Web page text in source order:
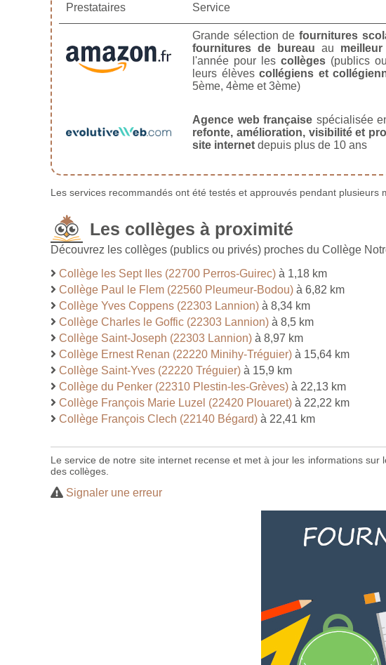
Prestataires Service
Grande sélection de fournitures
fournitures de bureau au
l'année pour les collèges(publics
leurs élèvescollégiens et
5ème, 4ème et 3ème)
Agence web française spécialisée
refonte, amélioration, visibilité et
site internet depuis plus de 10 ans
Les services recommandés ont été testés et approuvés pendant plusieurs
Les collèges à proximité
Découvrez les collèges (publics ou privés) proches du Collège
Collège les Sept Iles (22700 Perros-Guirec) à 1,18 km
Collège Paul le Flem (22560 Pleumeur-Bodou) à 6,82 km
Collège Yves Coppens (22303 Lannion) à 8,34 km
Collège Charles le Goffic (22303 Lannion) à 8,5 km
Collège Saint-Joseph (22303 Lannion) à 8,97 km
Collège Ernest Renan (22220 Minihy-Tréguier) à 15,64 km
Collège Saint-Yves (22220 Tréguier) à 15,9 km
Collège du Penker (22310 Plestin-les-Grèves) à 22,13 km
Collège François Marie Luzel (22420 Plouaret) à 22,22 km
Collège François Clech (22140 Bégard) à 22,41 km
Le service de notre site internet recense et met à jour les informations
des collèges.
Signaler une erreur